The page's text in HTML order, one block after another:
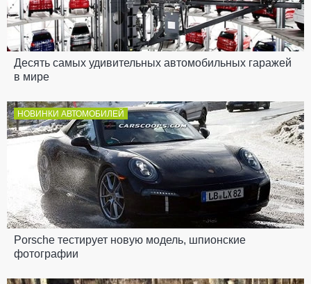
Десять самых удивительных автомобильных гаражей
в мире
НОВИНКИ АВТОМОБИЛЕЙ
Porsche тестирует новую модель, шпионские
фотографии